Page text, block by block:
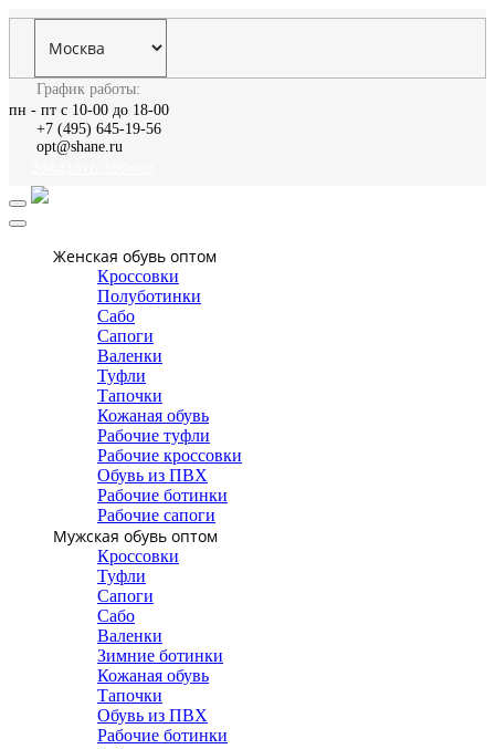
График работы:
пн - пт с 10-00 до 18-00
+7 (495) 645-19-56
opt@shane.ru
Женская обувь оптом
Кроссовки
Полуботинки
Сабо
Сапоги
Валенки
Туфли
Тапочки
Кожаная обувь
Рабочие туфли
Рабочие кроссовки
Обувь из ПВХ
Рабочие ботинки
Рабочие сапоги
Мужская обувь оптом
Кроссовки
Туфли
Сапоги
Сабо
Валенки
Зимние ботинки
Кожаная обувь
Тапочки
Обувь из ПВХ
Рабочие ботинки